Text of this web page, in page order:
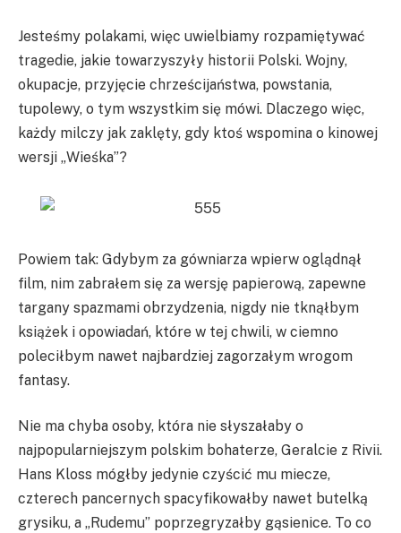
Jesteśmy polakami, więc uwielbiamy rozpamiętywać
tragedie, jakie towarzyszyły historii Polski. Wojny,
okupacje, przyjęcie chrześcijaństwa, powstania,
tupolewy, o tym wszystkim się mówi. Dlaczego więc,
każdy milczy jak zaklęty, gdy ktoś wspomina o kinowej
wersji „Wieśka”?
Powiem tak: Gdybym za gówniarza wpierw oglądnął
film, nim zabrałem się za wersję papierową, zapewne
targany spazmami obrzydzenia, nigdy nie tknąłbym
książek i opowiadań, które w tej chwili, w ciemno
poleciłbym nawet najbardziej zagorzałym wrogom
fantasy.
Nie ma chyba osoby, która nie słyszałaby o
najpopularniejszym polskim bohaterze, Geralcie z Rivii.
Hans Kloss mógłby jedynie czyścić mu miecze,
czterech pancernych spacyfikowałby nawet butelką
grysiku, a „Rudemu” poprzegryzałby gąsienice. To co